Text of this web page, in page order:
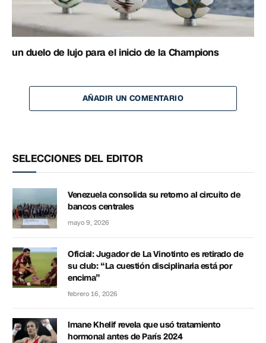
un duelo de lujo para el inicio de la Champions
AÑADIR UN COMENTARIO
SELECCIONES DEL EDITOR
Venezuela consolida su retorno al circuito de
bancos centrales
mayo 9, 2026
Oficial: Jugador de La Vinotinto es retirado de
su club: “La cuestión disciplinaria está por
encima”
febrero 16, 2026
Imane Khelif revela que usó tratamiento
hormonal antes de París 2024